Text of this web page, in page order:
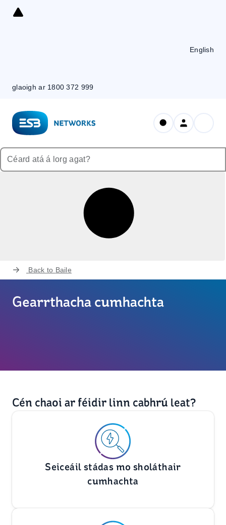
Skip
glaoigh ar 1800 372 999
English
Back to Baile
Gearrthacha cumhachta
Cén chaoi ar féidir linn cabhrú leat?
Seiceáil stádas mo sholáthair
cumhachta